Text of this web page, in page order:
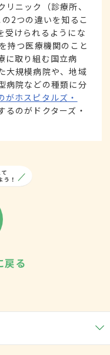
ニック（診療所、
2つの違いを知るこ
受けられるようにな
持つ医療機関のこと
に取り組む国立病
大規模病院や、地域
病院などの種類に分
がホスピタルズ・
るのがドクターズ・
戻る